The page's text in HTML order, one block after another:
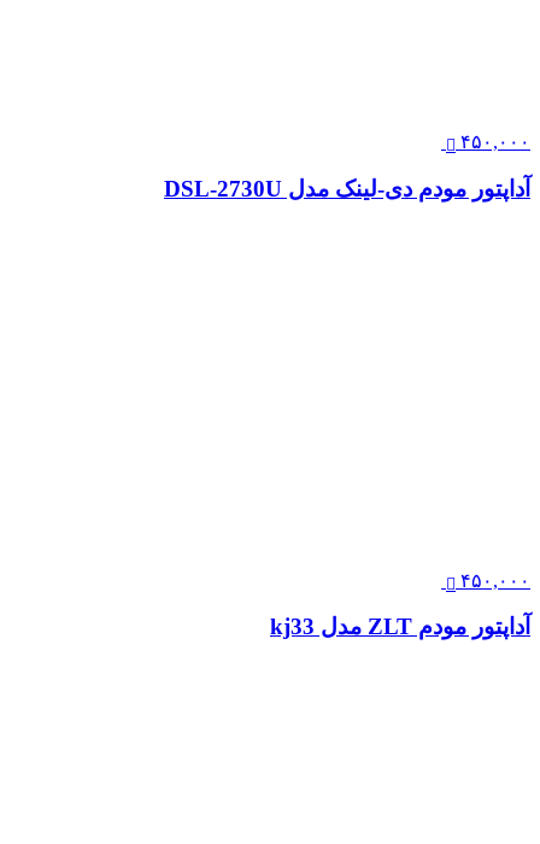
۴۵۰,۰۰۰
آداپتور مودم دی‌-لینک مدل DSL-2730U
۴۵۰,۰۰۰
آداپتور مودم ZLT مدل kj33